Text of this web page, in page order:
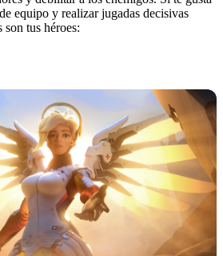
equipo y realizar jugadas decisivas
son tus héroes: